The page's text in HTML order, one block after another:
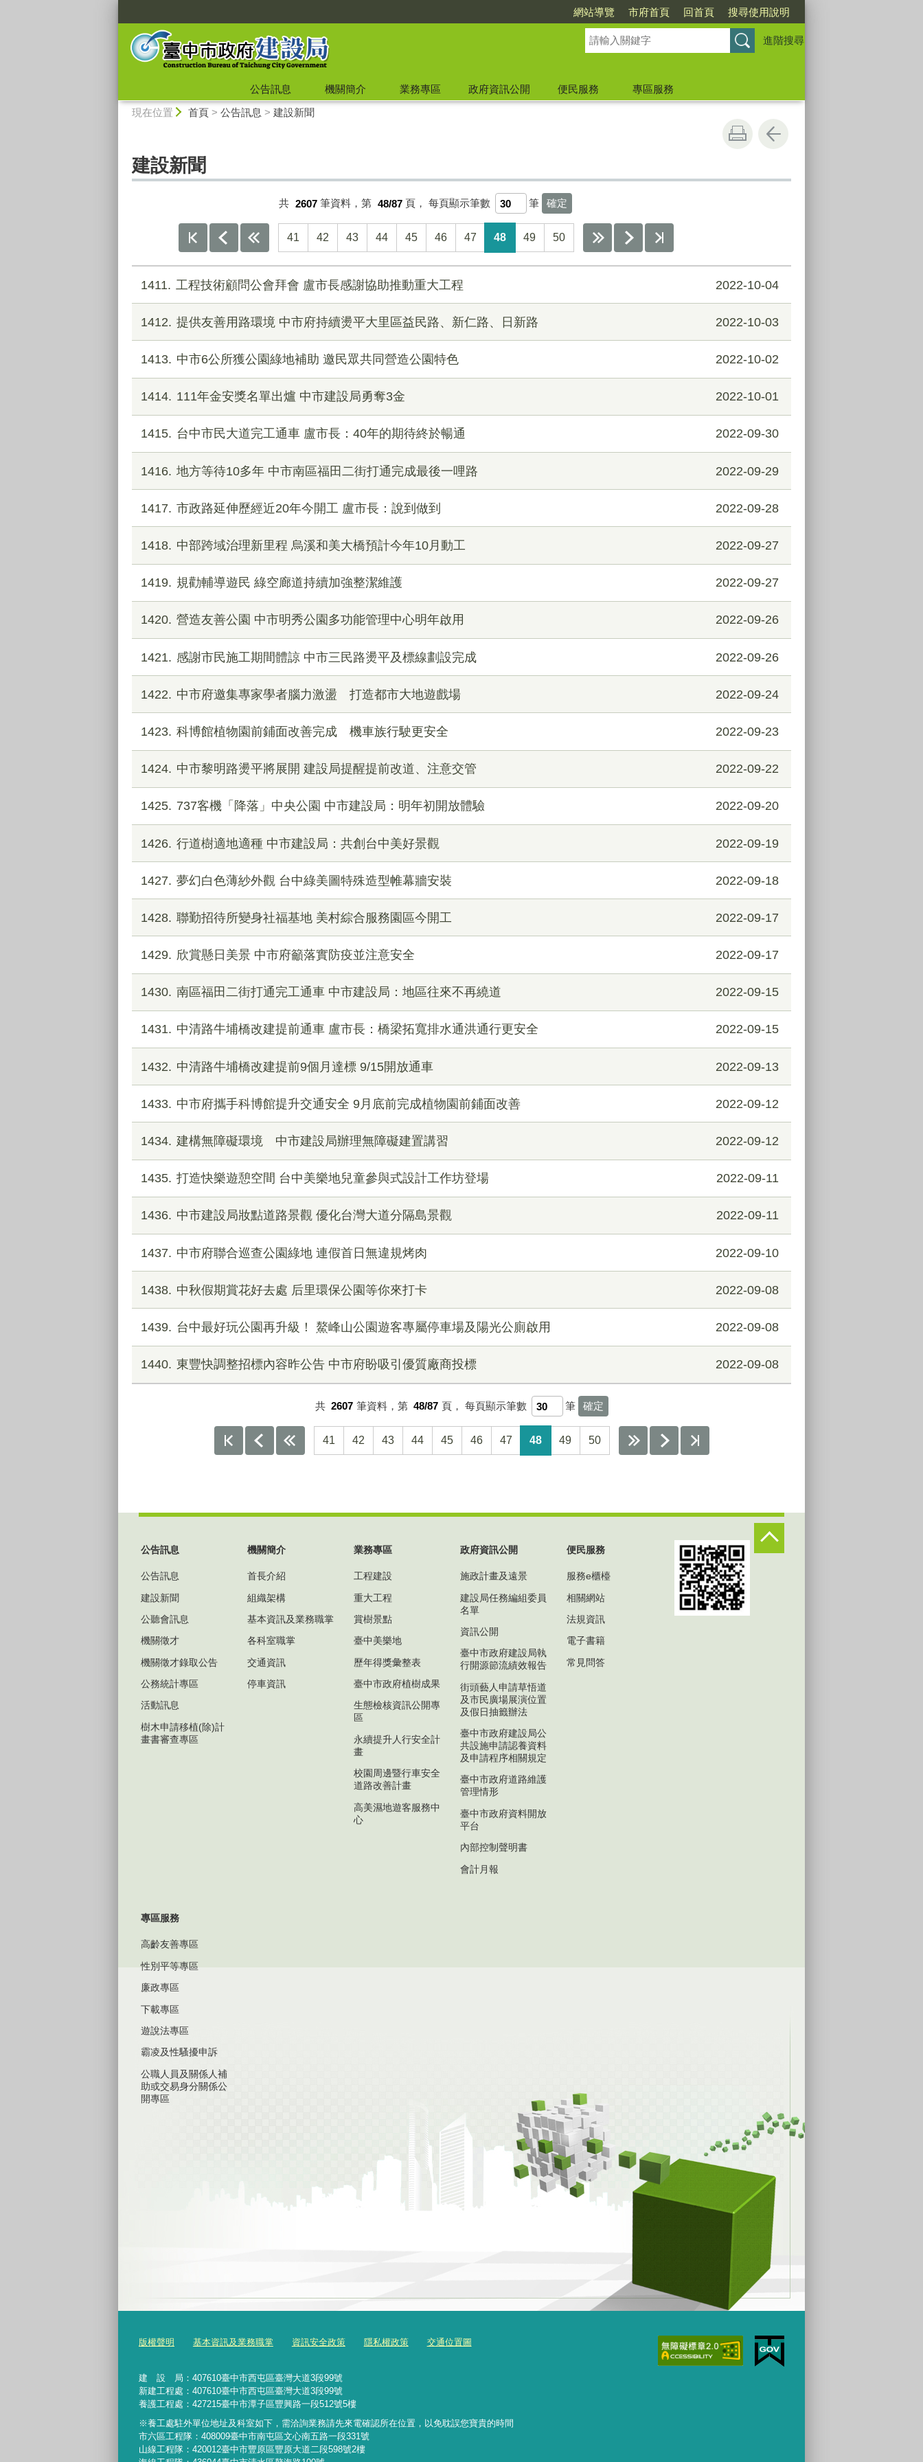
網站導覽 市府首頁 回首頁 搜尋使用說明
進階搜尋
公告訊息 機關簡介 業務專區 政府資訊公開 便民服務
專區服務
現在位置 首頁> 公告訊息 > 建設新聞
建設新聞
共 2607 筆資料，第 48/87 頁， 每頁顯示筆數 筆
41 42 43 44 45 46 47 48 49 50
1411 工程技術顧問公會拜會 盧市長感謝協助推動重大工程 2022-10-04
1412 提供友善用路環境 中市府持續燙平大里區益民路、新仁路、日新路 2022-10-03
1413 中市6公所獲公園綠地補助 邀民眾共同營造公園特色 2022-10-02
1414 111年金安獎名單出爐 中市建設局勇奪3金 2022-10-01
1415 台中市民大道完工通車 盧市長：40年的期待終於暢通 2022-09-30
1416 地方等待10多年 中市南區福田二街打通完成最後一哩路 2022-09-29
1417 市政路延伸歷經近20年今開工 盧市長：說到做到 2022-09-28
1418 中部跨域治理新里程 烏溪和美大橋預計今年10月動工 2022-09-27
1419 規勸輔導遊民 綠空廊道持續加強整潔維護 2022-09-27
1420 營造友善公園 中市明秀公園多功能管理中心明年啟用 2022-09-26
1421 感謝市民施工期間體諒 中市三民路燙平及標線劃設完成 2022-09-26
1422 中市府邀集專家學者腦力激盪 打造都市大地遊戲場 2022-09-24
1423 科博館植物園前鋪面改善完成 機車族行駛更安全 2022-09-23
1424 中市黎明路燙平將展開 建設局提醒提前改道、注意交管 2022-09-22
1425 737客機「降落」中央公園 中市建設局：明年初開放體驗 2022-09-20
1426 行道樹適地適種 中市建設局：共創台中美好景觀 2022-09-19
1427 夢幻白色薄紗外觀 台中綠美圖特殊造型帷幕牆安裝 2022-09-18
1428 聯勤招待所變身社福基地 美村綜合服務園區今開工 2022-09-17
1429 欣賞懸日美景 中市府籲落實防疫並注意安全 2022-09-17
1430 南區福田二街打通完工通車 中市建設局：地區往來不再繞道 2022-09-15
1431 中清路牛埔橋改建提前通車 盧市長：橋梁拓寬排水通洪通行更安全 2022-09-15
1432 中清路牛埔橋改建提前9個月達標 9/15開放通車 2022-09-13
1433 中市府攜手科博館提升交通安全 9月底前完成植物園前鋪面改善 2022-09-12
1434 建構無障礙環境 中市建設局辦理無障礙建置講習 2022-09-12
1435 打造快樂遊憩空間 台中美樂地兒童參與式設計工作坊登場 2022-09-11
1436 中市建設局妝點道路景觀 優化台灣大道分隔島景觀 2022-09-11
1437 中市府聯合巡查公園綠地 連假首日無違規烤肉 2022-09-10
1438 中秋假期賞花好去處 后里環保公園等你來打卡 2022-09-08
1439 台中最好玩公園再升級！ 鰲峰山公園遊客專屬停車場及陽光公廁啟用 2022-09-08
1440 東豐快調整招標內容昨公告 中市府盼吸引優質廠商投標 2022-09-08
共 2607 筆資料，第 48/87 頁， 每頁顯示筆數 筆
41 42 43 44 45 46 47 48 49 50
公告訊息
公告訊息
建設新聞
公聽會訊息
機關徵才
機關徵才錄取公告
公務統計專區
活動訊息
樹木申請移植(除)計
畫書審查專區
機關簡介
首長介紹
組織架構
基本資訊及業務職掌
各科室職掌
交通資訊
停車資訊
業務專區
工程建設
重大工程
賞樹景點
臺中美樂地
歷年得獎彙整表
臺中市政府植樹成果
生態檢核資訊公開專
區
永續提升人行安全計
畫
校園周邊暨行車安全
道路改善計畫
高美濕地遊客服務中
心
政府資訊公開
施政計畫及遠景
建設局任務編組委員
名單
資訊公開
臺中市政府建設局執
行開源節流績效報告
街頭藝人申請草悟道
及市民廣場展演位置
及假日抽籤辦法
臺中市政府建設局公
共設施申請認養資料
及申請程序相關規定
臺中市政府道路維護
管理情形
臺中市政府資料開放
平台
內部控制聲明書
會計月報
便民服務
服務e櫃檯
相關網站
法規資訊
電子書籍
常見問答
專區服務
高齡友善專區
性別平等專區
廉政專區
下載專區
遊說法專區
霸凌及性騷擾申訴
公職人員及關係人補
助或交易身分關係公
開專區
版權聲明 基本資訊及業務職掌 資訊安全政策 隱私權政策 交通位置圖
建 設 局： 407610臺中市西屯區臺灣大道3段99號
新建工程處：407610臺中市西屯區臺灣大道3段99號
養護工程處：427215臺中市潭子區豐興路一段512號5樓
※養工處駐外單位地址及科室如下，需洽詢業務請先來電確認所在位置，以免耽誤您寶貴的時間
市六區工程隊：408009臺中市南屯區文心南五路一段331號
山線工程隊：420012臺中市豐原區豐原大道二段598號2樓